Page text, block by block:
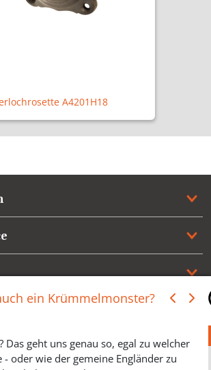
A4201H18
& Presseinformationen
ein Krümmelmonster?
Das geht uns genau so, egal zu welcher
- oder wie der gemeine Engländer zu